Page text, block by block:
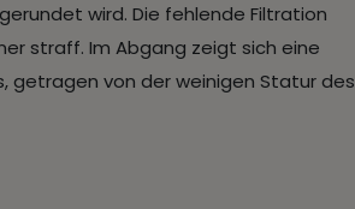
wird. Die fehlende Filtration
straff. Im Abgang zeigt sich eine
getragen von der weinigen Statur des